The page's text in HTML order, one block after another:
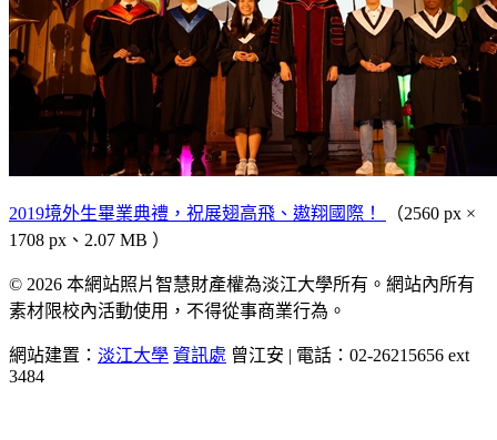
2019境外生畢業典禮，祝展翅高飛、遨翔國際！
（2560 px ×
1708 px、2.07 MB ）
© 2026 本網站照片智慧財產權為淡江大學所有。網站內所有
素材限校內活動使用，不得從事商業行為。
網站建置： 淡江大學 資訊處 曾江安 | 電話：02-26215656 ext
3484